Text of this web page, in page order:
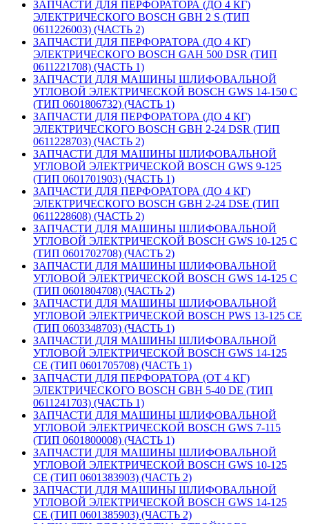
ЗАПЧАСТИ ДЛЯ ПЕРФОРАТОРА (ДО 4 КГ)
ЭЛЕКТРИЧЕСКОГО BOSCH GBH 2 S (ТИП
0611226003) (ЧАСТЬ 2)
ЗАПЧАСТИ ДЛЯ ПЕРФОРАТОРА (ДО 4 КГ)
ЭЛЕКТРИЧЕСКОГО BOSCH GAH 500 DSR (ТИП
0611221708) (ЧАСТЬ 1)
ЗАПЧАСТИ ДЛЯ МАШИНЫ ШЛИФОВАЛЬНОЙ
УГЛОВОЙ ЭЛЕКТРИЧЕСКОЙ BOSCH GWS 14-150 C
(ТИП 0601806732) (ЧАСТЬ 1)
ЗАПЧАСТИ ДЛЯ ПЕРФОРАТОРА (ДО 4 КГ)
ЭЛЕКТРИЧЕСКОГО BOSCH GBH 2-24 DSR (ТИП
0611228703) (ЧАСТЬ 2)
ЗАПЧАСТИ ДЛЯ МАШИНЫ ШЛИФОВАЛЬНОЙ
УГЛОВОЙ ЭЛЕКТРИЧЕСКОЙ BOSCH GWS 9-125
(ТИП 0601701903) (ЧАСТЬ 1)
ЗАПЧАСТИ ДЛЯ ПЕРФОРАТОРА (ДО 4 КГ)
ЭЛЕКТРИЧЕСКОГО BOSCH GBH 2-24 DSE (ТИП
0611228608) (ЧАСТЬ 2)
ЗАПЧАСТИ ДЛЯ МАШИНЫ ШЛИФОВАЛЬНОЙ
УГЛОВОЙ ЭЛЕКТРИЧЕСКОЙ BOSCH GWS 10-125 C
(ТИП 0601702708) (ЧАСТЬ 2)
ЗАПЧАСТИ ДЛЯ МАШИНЫ ШЛИФОВАЛЬНОЙ
УГЛОВОЙ ЭЛЕКТРИЧЕСКОЙ BOSCH GWS 14-125 C
(ТИП 0601804708) (ЧАСТЬ 2)
ЗАПЧАСТИ ДЛЯ МАШИНЫ ШЛИФОВАЛЬНОЙ
УГЛОВОЙ ЭЛЕКТРИЧЕСКОЙ BOSCH PWS 13-125 CE
(ТИП 0603348703) (ЧАСТЬ 1)
ЗАПЧАСТИ ДЛЯ МАШИНЫ ШЛИФОВАЛЬНОЙ
УГЛОВОЙ ЭЛЕКТРИЧЕСКОЙ BOSCH GWS 14-125
CE (ТИП 0601705708) (ЧАСТЬ 1)
ЗАПЧАСТИ ДЛЯ ПЕРФОРАТОРА (ОТ 4 КГ)
ЭЛЕКТРИЧЕСКОГО BOSCH GBH 5-40 DE (ТИП
0611241703) (ЧАСТЬ 1)
ЗАПЧАСТИ ДЛЯ МАШИНЫ ШЛИФОВАЛЬНОЙ
УГЛОВОЙ ЭЛЕКТРИЧЕСКОЙ BOSCH GWS 7-115
(ТИП 0601800008) (ЧАСТЬ 1)
ЗАПЧАСТИ ДЛЯ МАШИНЫ ШЛИФОВАЛЬНОЙ
УГЛОВОЙ ЭЛЕКТРИЧЕСКОЙ BOSCH GWS 10-125
CE (ТИП 0601383903) (ЧАСТЬ 2)
ЗАПЧАСТИ ДЛЯ МАШИНЫ ШЛИФОВАЛЬНОЙ
УГЛОВОЙ ЭЛЕКТРИЧЕСКОЙ BOSCH GWS 14-125
CE (ТИП 0601385903) (ЧАСТЬ 2)